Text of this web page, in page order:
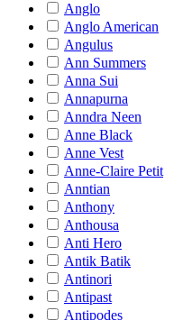
Anglo
Anglo American
Angulus
Ann Summers
Anna Sui
Annapurna
Anndra Neen
Anne Black
Anne Vest
Anne-Claire Petit
Anntian
Anthony
Anthousa
Anti Hero
Antik Batik
Antinori
Antipast
Antipodes